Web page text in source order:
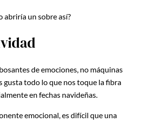
abriría un sobre así?
de emociones, no máquinas
gusta todo lo que nos toque la fibra
en fechas navideñas.
emocional, es difícil que una